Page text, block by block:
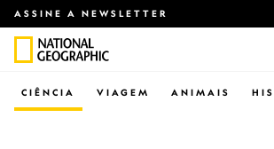
ASSINE A NEWSLETTER
CIÊNCIA VIAGEM ANIMAIS